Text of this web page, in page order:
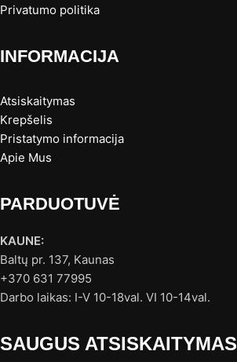
Privatumo politika
INFORMACIJA
Atsiskaitymas
Krepšelis
Pristatymo informacija
Apie Mus
PARDUOTUVĖ
KAUNE:
Baltų pr. 137, Kaunas
+370 631 77995
Darbo laikas: I-V 10-18val. VI 10-14val.
SAUGUS ATSISKAITYMAS